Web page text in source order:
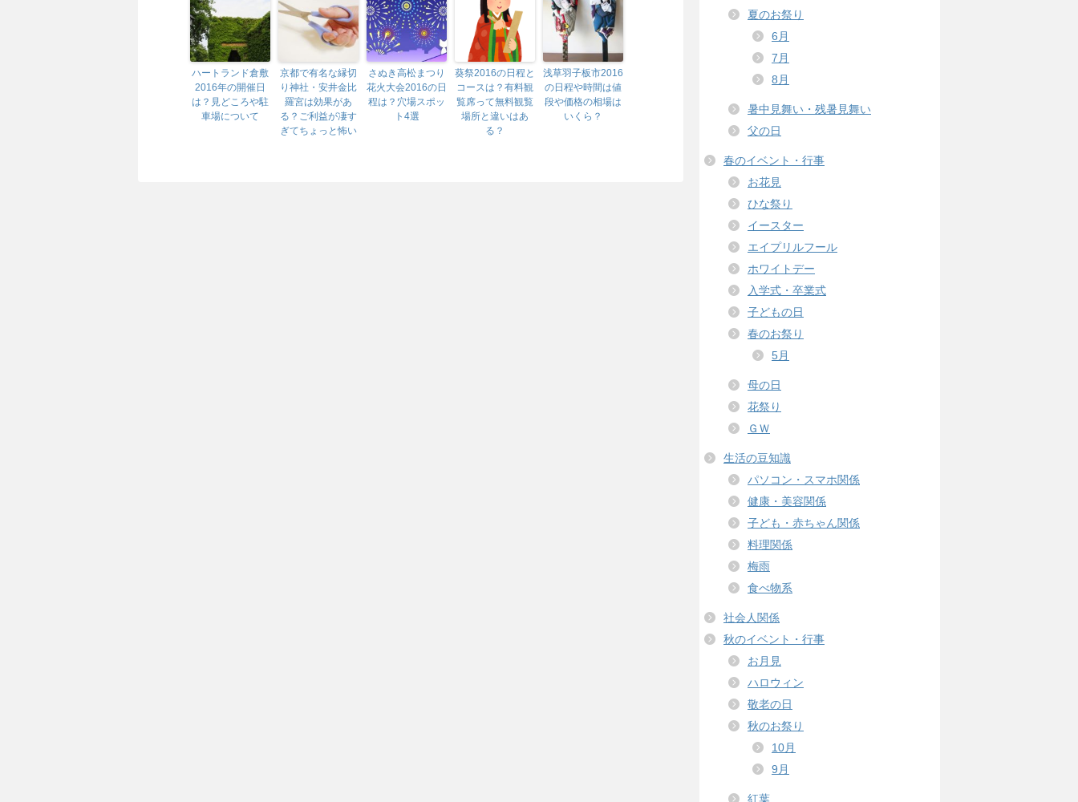
ハートランド倉敷
2016年の開催日
は？見どころや駐
車場について
京都で有名な縁切
り神社・安井金比
羅宮は効果があ
る？ご利益が凄す
ぎてちょっと怖い
さぬき高松まつり
花火大会2016の日
程は？穴場スポッ
ト4選
葵祭2016の日程と
コースは？有料観
覧席って無料観覧
場所と違いはあ
る？
浅草羽子板市2016
の日程や時間は値
段や価格の相場は
いくら？
夏のお祭り
6月
7月
8月
暑中見舞い・残暑見舞い
父の日
春のイベント・行事
お花見
ひな祭り
イースター
エイプリルフール
ホワイトデー
入学式・卒業式
子どもの日
春のお祭り
5月
母の日
花祭り
ＧＷ
生活の豆知識
パソコン・スマホ関係
健康・美容関係
子ども・赤ちゃん関係
料理関係
梅雨
食べ物系
社会人関係
秋のイベント・行事
お月見
ハロウィン
敬老の日
秋のお祭り
10月
9月
紅葉